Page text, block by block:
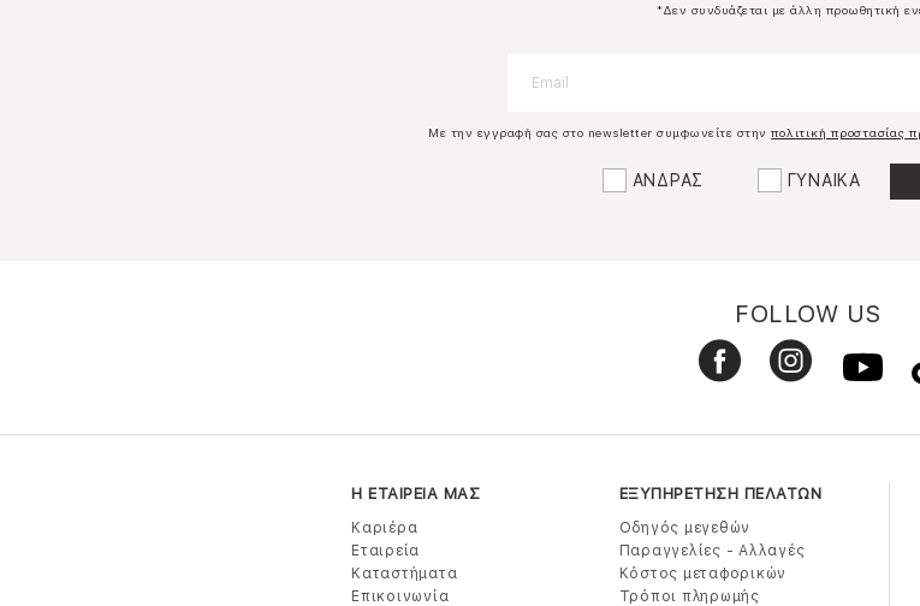
*Δεν συνδυάζεται με άλλη προωθητική
Με την εγγραφή σας στο newsletter συμφωνείτε στηνπολιτική προστασίας
ΑΝΔΡΑΣ ΓΥΝΑΙΚΑ
FOLLOW US
Η ΕΤΑΙΡΕΙΑ ΜΑΣ
Καριέρα
Εταιρεία
Καταστήματα
Επικοινωνία
ΕΞΥΠΗΡΕΤΗΣΗ ΠΕΛΑΤΩΝ
Οδηγός μεγεθών
Παραγγελίες - Αλλαγές
Κόστος μεταφορικών
Τρόποι πληρωμής